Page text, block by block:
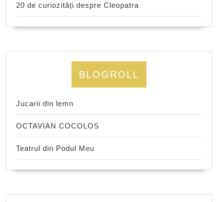
20 de curiozități despre Cleopatra
BLOGROLL
Jucarii din lemn
OCTAVIAN COCOLOS
Teatrul din Podul Meu